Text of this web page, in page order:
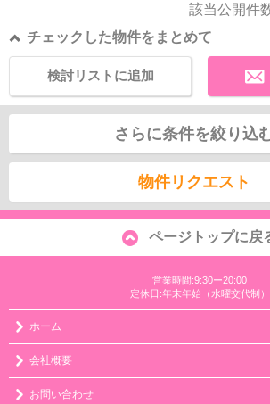
該当公開件
チェックした物件をまとめて
検討リストに追加
さらに条件を絞り込
物件リクエスト
ページトップに戻
営業時間:9:30ー20:00
定休日:年末年始（水曜交代制）
ホーム
会社概要
お問い合わせ